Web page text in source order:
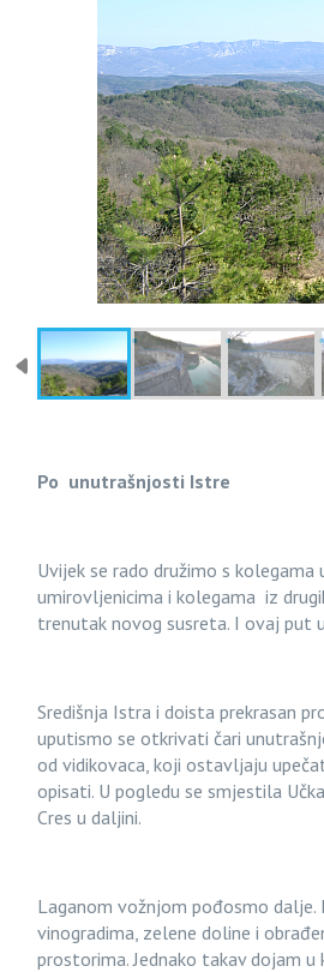
Po unutrašnjosti Istre
Uvijek se rado družimo s
umirovljenicima i kolegama iz
trenutak novog susreta. I ovaj put
Središnja Istra i doista prekrasan
uputismo se otkrivati čari
od vidikovaca, koji ostavljaju
opisati. U pogledu se smjestila
Cres u daljini.
Laganom vožnjom pođosmo
vinogradima, zelene doline i
prostorima. Jednako takav dojam